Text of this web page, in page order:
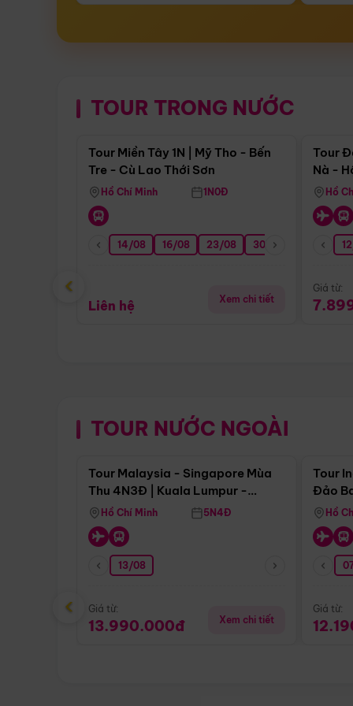
TOUR TRONG NƯỚC
Điểm nổi bật
Tour Miền Tây 1N | Mỹ Tho - Bến
Tre - Cù Lao Thới Sơn
Hồ Chí Minh 1N0Đ
14/08 16/08 23/08 30/08 06/09
Liên hệ Xem chi tiết
Tour
Nà -
Nha
Hồ
Giá từ:
‹
TOUR NƯỚC NGOÀI
Điểm nổi bật
Tour Malaysia - Singapore Mùa
Thu 4N3Đ | Kuala Lumpur -
Malacca - Johor Baru -
Singapore
Hồ Chí Minh 5N4Đ
13/08
Giá từ:
13.990.000đ Xem chi tiết
Tour
Đảo
Hồ
Giá từ:
‹